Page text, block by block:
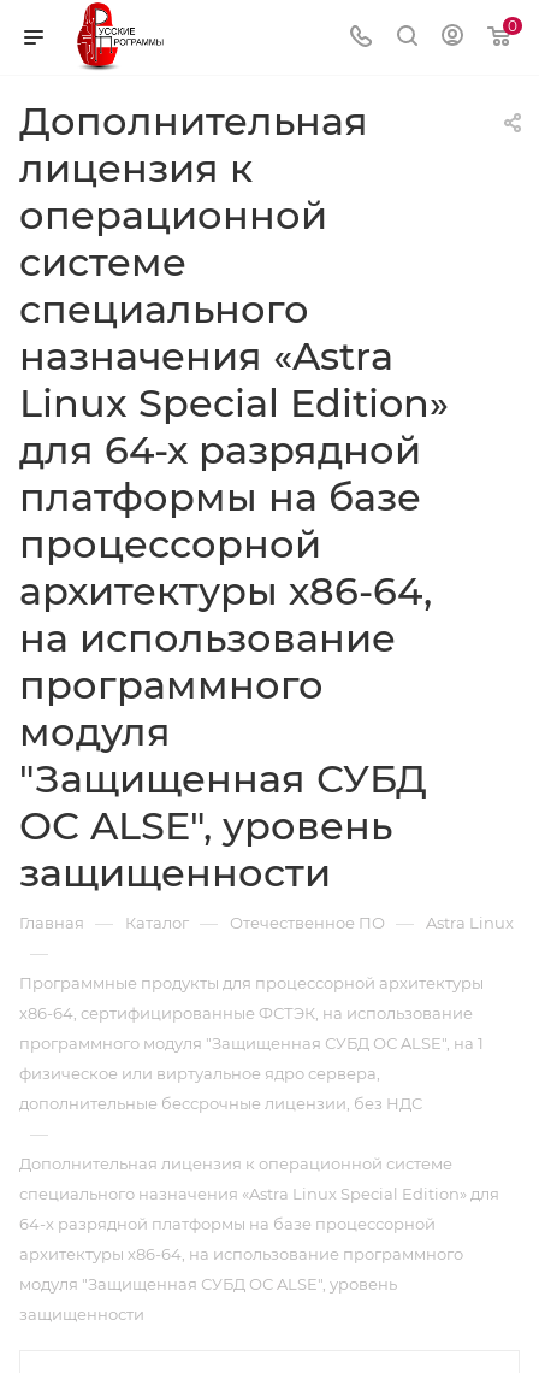
0
Дополнительная
лицензия к
операционной
системе
специального
назначения «Astra
Linux Special Edition»
для 64-х разрядной
платформы на базе
процессорной
архитектуры х86-64,
на использование
программного
модуля
"Защищенная СУБД
ОС ALSE", уровень
защищенности
Главная — Каталог — Отечественное ПО — Astra Linux
—
Программные продукты для процессорной архитектуры
х86-64, сертифицированные ФСТЭК, на использование
программного модуля "Защищенная СУБД ОС ALSE", на 1
физическое или виртуальное ядро сервера,
дополнительные бессрочные лицензии, без НДС
—
Дополнительная лицензия к операционной системе
специального назначения «Astra Linux Special Edition» для
64-х разрядной платформы на базе процессорной
архитектуры х86-64, на использование программного
модуля "Защищенная СУБД ОС ALSE", уровень
защищенности